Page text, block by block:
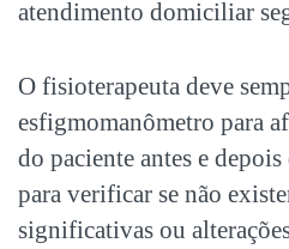
atendimento domiciliar
O fisioterapeuta deve
esfigmomanômetro para
do paciente antes e
para verificar se não
significativas ou